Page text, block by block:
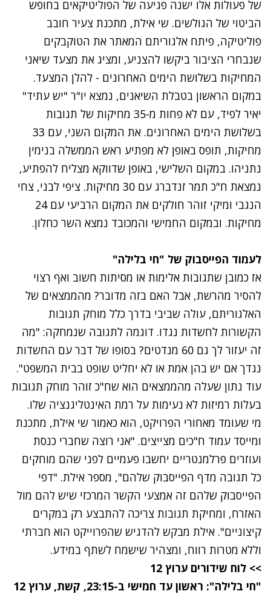
של פעולות אלו ישנה פגיעה של הפוליטיקאים בחופש
הביטוי של הגולשים. שי אילת, מתכנת צעיר חובב
פוליטיקה, פיתח אלגוריתם המאתר את הטוקבקים
שנבחרי הציבור ביקשו להצניע, ומציג את מצעד שיאני
המחיקות בשלושת הימים האחרונים - להלן המצעד.
במקום הראשון בטבלת השיאנים, נמצא יו"ר "יש עתיד"
יאיר לפיד, עם לא פחות מ-35 מחיקות של תגובות
בשלושת הימים האחרונים. את המקום השני, עם 33
מחיקות, תופס באופן לא מפתיע ראש הממשלה בנימין
נתניהו. במקום השלישי, באופן שדווקא מצליח להפתיע,
נמצאת ח"כ תמר זנדברג עם 30 מחיקות. ציפי לבני, צחי
הנגבי ומיקי זוהר חולקים את המקום הרביעי עם 24
מחיקות. ובמקום החמישי והמכובד נמצא השר כחלון.
לעמוד הפייסבוק של "חי בלילה"
אז כמובן שתגובות אלימות או מסיתות חשוב ואף רצוי
להסיר מהרשת, אבל האם בזה מדובר? מהממצאים של
האלגוריתם, עולה שביבי בדרך כלל מוחק תגובות
הקשורות לחשדות נגדו. דוגמה לתגובה שנמחקה: "מה
זה יעזור לך גם 60 מנדטים? בסופו של דבר עם החשדות
נגדך אם יש בהן אמת או לא יחליט שופט בבית המשפט".
עוד נתון שעלה מהממצאים הוא שח"כ זוהר מוחק תגובות
בעלות רמיזות לא נעימות על רמת האינטליגנציה שלו.
מי שעומד מאחורי הפרויקט, הוא כאמור שי אילת, מתכנת
ומייסד עמוד ח"כים מצייצים. "אני רוצה שחברי כנסת
ועוזרים פרלמנטריים יחשבו פעמיים לפני שהם מוחקים
כל תגובה מדף הפייסבוק שלהם", מספר אילת. "דפי
הפייסבוק שלהם זה אמצעי הקשר המרכזי שיש להם מול
האזרח, ומחיקת תגובות צריכה להתבצע רק במקרים
קיצוניים". אילת מבקש להדגיש שהפרוייקט הוא חברתי
וללא מטרות רווח, ומצהיר שישמח לשתף במידע.
>> לוח שידורים ערוץ 12
"חי בלילה": ראשון עד חמישי ב-23:15, קשת, ערוץ 12